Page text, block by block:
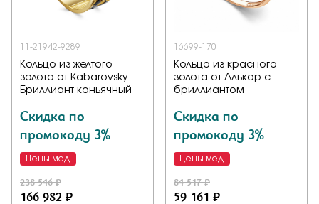
11-21942-9289
Кольцо из желтого
золота от Kabarovsky
Бриллиант коньячный
Скидка по
промокоду 3%
Цены мед
238 546 ₽
166 982 ₽
16699-170
Кольцо из красного
золота от Алькор с
бриллиантом
Скидка по
промокоду 3%
Цены мед
84 517 ₽
59 161 ₽